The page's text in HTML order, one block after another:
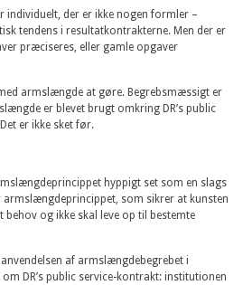
individuelt, der er ikke nogen formler –
tendens i resultatkontrakterne. Men der er
præciseres, eller gamle opgaver
armslængde at gøre. Begrebsmæssigt er
er blevet brugt omkring DR’s public
er ikke sket før.
hyppigt set som en slags
som sikrer at kunsten
behov og ikke skal leve op til bestemte
af armslængdebegrebet i
DR’s public service-kontrakt: institutionen